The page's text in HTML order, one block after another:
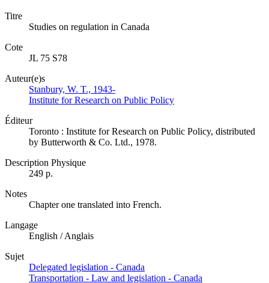
Titre
Studies on regulation in Canada
Cote
JL 75 S78
Auteur(e)s
Stanbury, W. T., 1943-
Institute for Research on Public Policy
Éditeur
Toronto : Institute for Research on Public Policy, distributed
by Butterworth & Co. Ltd., 1978.
Description Physique
249 p.
Notes
Chapter one translated into French.
Langage
English / Anglais
Sujet
Delegated legislation - Canada
Transportation - Law and legislation - Canada